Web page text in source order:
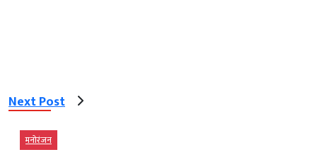
Next Post
मनोरंजन